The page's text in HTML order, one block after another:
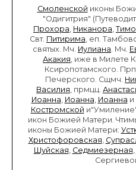
Смоленской иконы
"Одигитрия"
Прохора, Никанора,
Свт. Питирима, еп.
святых. Мч. Иулиана. Мч.
Акакия, иже в Милете
Ксиропотамского.
Печерского. Сщмч.
Василия, прмцц.
Иоанна, Иоанна, Иоанна и
Костромской
икон Божией Матери.
иконы Божией Матери:
Христофоровская,
Шуйская, Седмиезерная,